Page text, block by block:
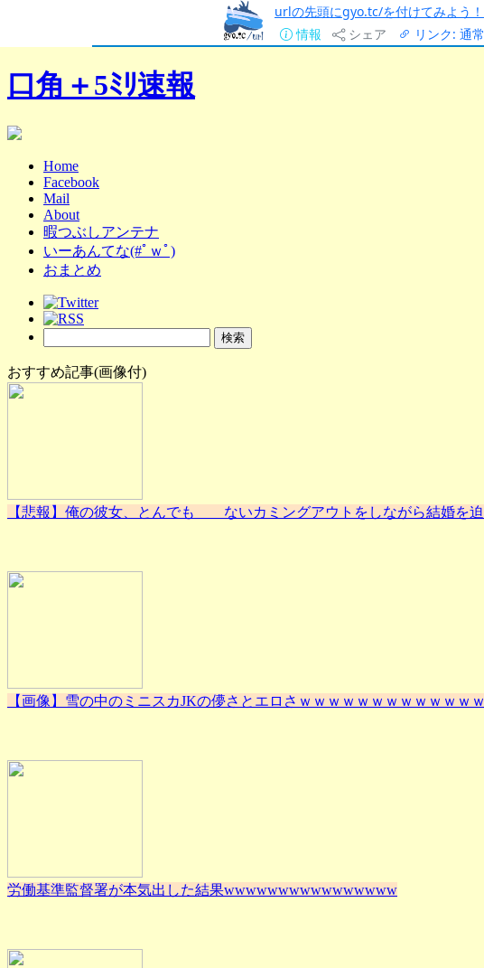
urlの先頭にgyo.tc/を付けてみよう！
情報
シェア リンク: 通常